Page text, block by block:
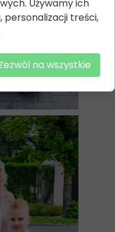
Używamy ich
personalizacji treści,
na wszystkie